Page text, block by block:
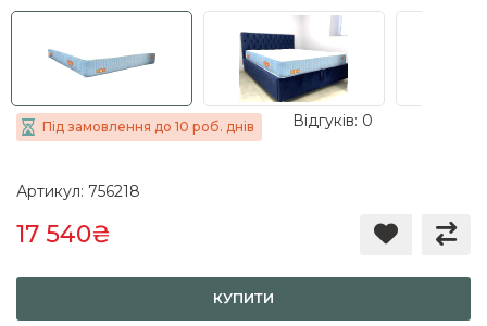
Під замовлення до 10 роб. днів Відгуків: 0
Артикул: 756218
17 540₴
КУПИТИ